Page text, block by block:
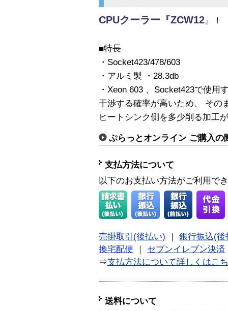
CPUクーラー『ZCW12 』！
■特長
・Socket423/478/603
・アルミ製 ・28.3db
・Xeon 603 、Socket423で使用
干渉する確率が高いため、 その
ヒートシンク側を多少削る加工
ぷらっとオンライン ご購入の
支払方法について
以下のお支払い方法がご利用で
売掛取引(後払い)
銀行振込(後
換宅配便
セブンイレブン決済
⇒支払方法について詳しくはこ
送料について